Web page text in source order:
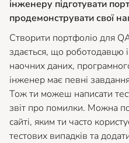
інженеру підготувати
продемонструвати свої
Створити портфоліо для
здається, що роботодавцю
наочних даних,
інженер має певні
Тож ти можеш написати
звіт про помилки. Можна
сайті, яким ти часто
тестових випадків та